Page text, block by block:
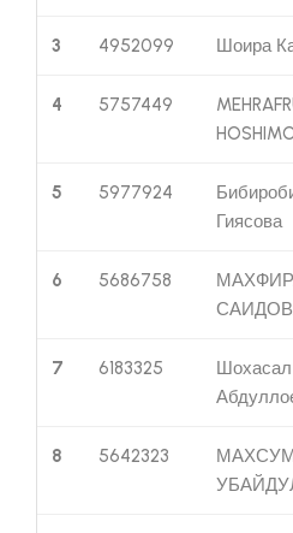
3 4952099 Шоира
4 5757449
5 5977924
Гиясова
6 5686758
7 6183325
Шохасал
8 5642323